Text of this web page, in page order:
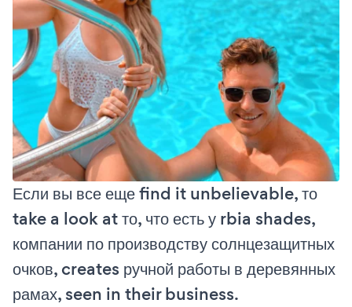
Если вы все еще find it unbelievable, то
take a look at то, что есть у rbia shades,
компании по производству солнцезащитных
очков, creates ручной работы в деревянных
рамах, seen in their business.